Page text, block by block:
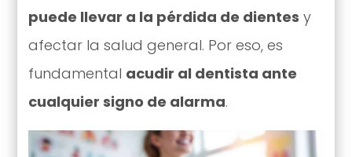
puede llevar a la pérdida de dientes y
afectar la salud general. Por eso, es
fundamental acudir al dentista ante
cualquier signo de alarma.